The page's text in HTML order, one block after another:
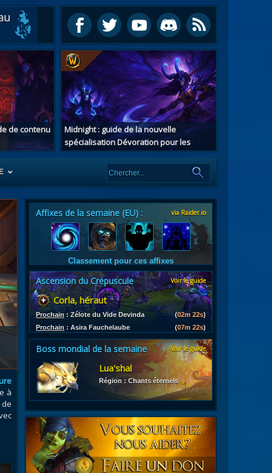
de contenu
Midnight : guide de la nouvelle
spécialisation Dévoration pour les
chasseurs de démons
d'armures
à
Affixes de la semaine (EU) : via Raider.io
Classement pour ces affixes
Ascension du Crépuscule Voir le guide
Corla, héraut
Prochain : Zélote du Vide Devinda (02m 21s)
Prochain : Asira Fauchelaube (07m 21s)
Boss mondial de la semaine Voir le guide
Lua'shal
Région : Chants éternels